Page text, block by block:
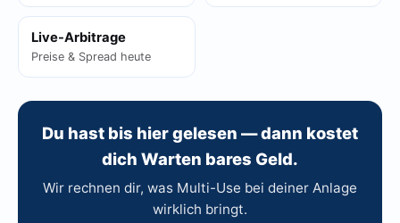
Live-Arbitrage
Preise & Spread heute
Du hast bis hier gelesen — dann kostet
dich Warten bares Geld.
Wir rechnen dir, was Multi-Use bei deiner Anlage
wirklich bringt.